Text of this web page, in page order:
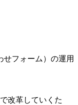
せフォーム）の運用
改革していくた